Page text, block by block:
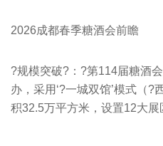
2026成都春季糖酒会前瞻
?规模突破?：?第114届糖酒
办，采用‘?一城双馆’模式（
积32.5万平方米，设置12大